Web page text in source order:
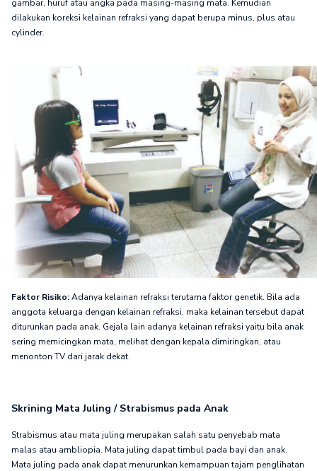
gambar, huruf atau angka pada masing-masing mata. Kemudian
dilakukan koreksi kelainan refraksi yang dapat berupa minus, plus atau
cylinder.
Faktor Risiko:Adanya kelainan refraksi terutama faktor genetik. Bila ada
anggota keluarga dengan kelainan refraksi, maka kelainan tersebut dapat
diturunkan pada anak. Gejala lain adanya kelainan refraksi yaitu bila anak
sering memicingkan mata, melihat dengan kepala dimiringkan, atau
menonton TV dari jarak dekat.
Skrining Mata Juling / Strabismus pada Anak
Strabismus atau mata juling merupakan salah satu penyebab mata
malas atau ambliopia. Mata juling dapat timbul pada bayi dan anak.
Mata juling pada anak dapat menurunkan kemampuan tajam penglihatan